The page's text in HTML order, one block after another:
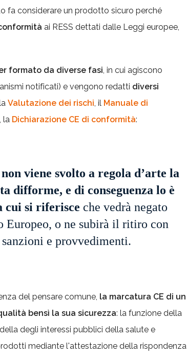
fa considerare un prodotto sicuro perché
ai RESS dettati dalle Leggi europee,
formato da diverse fasi, in cui agiscono
notificati) e vengono redatti diversi
Valutazione dei rischi, il Manuale di
, la Dichiarazione CE di conformità:
viene svolto a regola d’arte la
difforme, e di conseguenza lo è
cui si riferisce che vedrà negato
Europeo, o ne subirà il ritiro con
sanzioni e provvedimenti.
del pensare comune, la marcatura CE di un
bensì la sua sicurezza: la funzione della
degli interessi pubblici della salute e
mediante l'attestazione della rispondenza